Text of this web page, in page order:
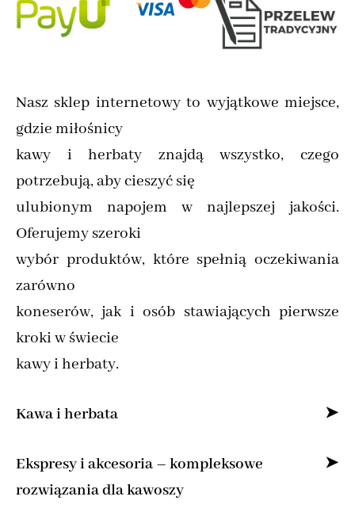
Nasz sklep internetowy to wyjątkowe miejsce,
gdzie miłośnicy
kawy i herbaty znajdą wszystko, czego
potrzebują, aby cieszyć się
ulubionym napojem w najlepszej jakości.
Oferujemy szeroki
wybór produktów, które spełnią oczekiwania
zarówno
koneserów, jak i osób stawiających pierwsze
kroki w świecie
kawy i herbaty.
Kawa i herbata
Specjalizujemy się w sprzedaży kawy ziarnistej
i mielonej online,
Ekspresy i akcesoria – kompleksowe
rozwiązania dla kawoszy